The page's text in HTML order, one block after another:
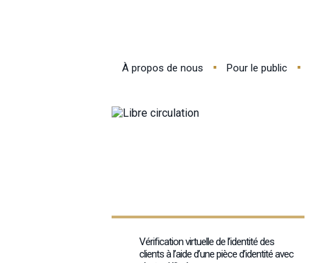
À propos de nous Pour le public
Vérification virtuelle de l’identité des
clients à l’aide d’une pièce d’identité avec